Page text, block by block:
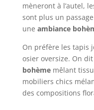
mèneront à l’autel,
sont plus un
une ambiance
On préfère les tapis
osier oversize. On dit
bohème mêlant
mobiliers chics
des compositions